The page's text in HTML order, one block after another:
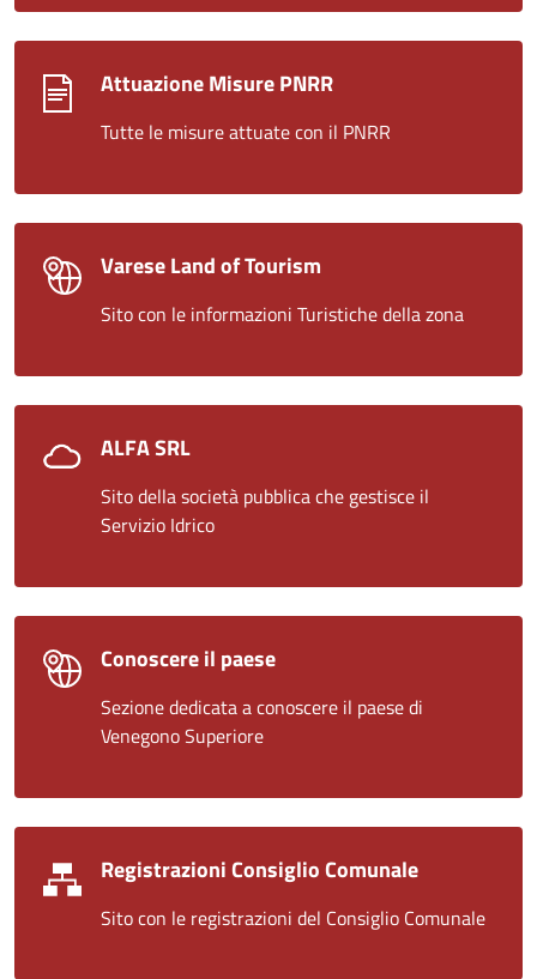
Attuazione Misure PNRR
Tutte le misure attuate con il PNRR
‎Varese Land of Tourism
Sito con le informazioni Turistiche della zona
ALFA SRL
Sito della società pubblica che gestisce il
Servizio Idrico
Conoscere il paese
Sezione dedicata a conoscere il paese di
Venegono Superiore
Registrazioni Consiglio Comunale
Sito con le registrazioni del Consiglio Comunale